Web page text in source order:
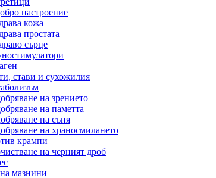
настроение
кожа
простата
сърце
стави и сухожилия
на зрението
на паметта
на съня
на храносмилането
крампи
на черният дроб
мазнини